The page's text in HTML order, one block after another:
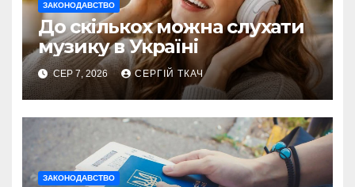
ЗАКОНОДАВСТВО
До скількох можна слухати
музику в Україні
СЕР 7, 2026 СЕРГІЙ ТКАЧ
ЗАКОНОДАВСТВО